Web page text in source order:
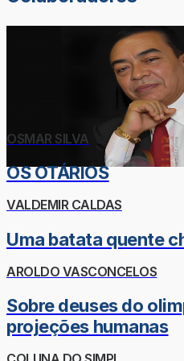
OSMAR SILVA
OS OTÁRIOS
VALDEMIR CALDAS
Uma batata quente
AROLDO VASCONCELOS
Sobre deuses do
projeções humanas